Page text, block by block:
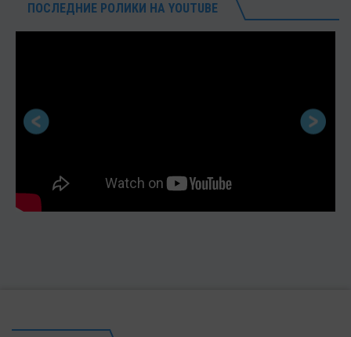
ПОСЛЕДНИЕ РОЛИКИ НА YOUTUBE